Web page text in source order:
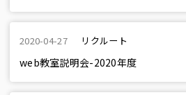
2020-04-27 リクルート
web教室説明会-2020年度